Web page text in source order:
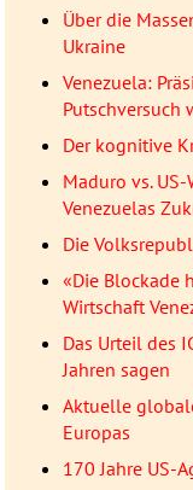
Über die
Ukraine
Venezuela:
Putschversuch
Der kognitive
Maduro vs.
Venezuelas
Die
«Die Blockade
Wirtschaft
Das Urteil des
Jahren sagen
Aktuelle
Europas
170 Jahre US-